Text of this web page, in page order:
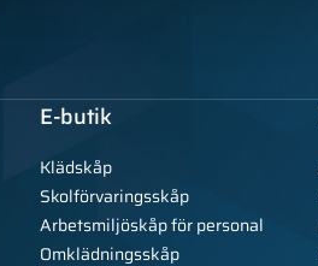
E-butik
Klädskåp
Skolförvaringsskåp
Arbetsmiljöskåp för personal
Omklädningsskåp